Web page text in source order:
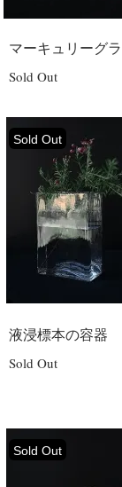
マーキュリーグ
Sold Out
Sold Out
液浸標本の容器
Sold Out
Sold Out